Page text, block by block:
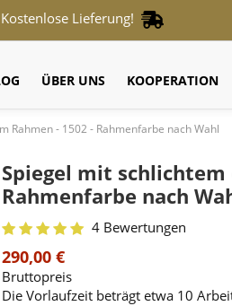
Kostenlose Lieferung!
ÜBER UNS KOOPERATION
Rahmen - 1502 - Rahmenfarbe nach Wahl
Spiegel mit schlichtem
Rahmenfarbe nach
4 Bewertungen
290,00 €
Bruttopreis
Die Vorlaufzeit beträgt etwa 10